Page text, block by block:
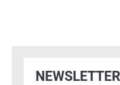
NEWSLETTER